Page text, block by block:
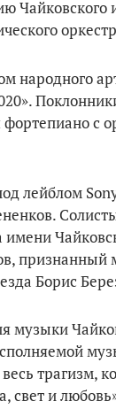
народного
с
лейблом
признанный
Борис
музыки
трагизм,
свет и